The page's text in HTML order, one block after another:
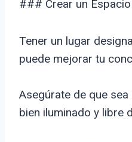
### Crear un
Tener un lugar
puede mejorar tu
Asegúrate de que
bien iluminado y libre